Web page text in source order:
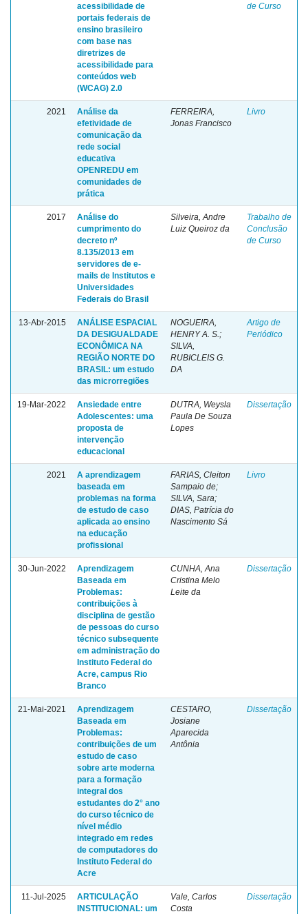
acessibilidade de
portais federais de
ensino brasileiro
com base nas
diretrizes de
acessibilidade para
conteúdos web
(WCAG) 2.0
de Curso
2021
Análise da
efetividade de
comunicação da
rede social
educativa
OPENREDU em
comunidades de
prática
FERREIRA,
Jonas Francisco
Livro
2017
Análise do
cumprimento do
decreto nº
8.135/2013 em
servidores de e-
mails de Institutos e
Universidades
Federais do Brasil
Silveira, Andre
Luiz Queiroz da
Trabalho de
Conclusão
de Curso
13-Abr-2015
ANÁLISE ESPACIAL
DA DESIGUALDADE
ECONÔMICA NA
REGIÃO NORTE DO
BRASIL: um estudo
das microrregiões
NOGUEIRA,
HENRY A. S.;
SILVA,
RUBICLEIS G.
DA
Artigo de
Periódico
19-Mar-2022
Ansiedade entre
Adolescentes: uma
proposta de
intervenção
educacional
DUTRA, Weysla
Paula De Souza
Lopes
Dissertação
2021
A aprendizagem
baseada em
problemas na forma
de estudo de caso
aplicada ao ensino
na educação
profissional
FARIAS, Cleiton
Sampaio de;
SILVA, Sara;
DIAS, Patrícia do
Nascimento Sá
Livro
30-Jun-2022
Aprendizagem
Baseada em
Problemas:
contribuições à
disciplina de gestão
de pessoas do curso
técnico subsequente
em administração do
Instituto Federal do
Acre, campus Rio
Branco
CUNHA, Ana
Cristina Melo
Leite da
Dissertação
21-Mai-2021
Aprendizagem
Baseada em
Problemas:
contribuições de um
estudo de caso
sobre arte moderna
para a formação
integral dos
estudantes do 2° ano
do curso técnico de
nível médio
integrado em redes
de computadores do
Instituto Federal do
Acre
CESTARO,
Josiane
Aparecida
Antônia
Dissertação
11-Jul-2025
ARTICULAÇÃO
INSTITUCIONAL: um
Vale, Carlos
Costa
Dissertação